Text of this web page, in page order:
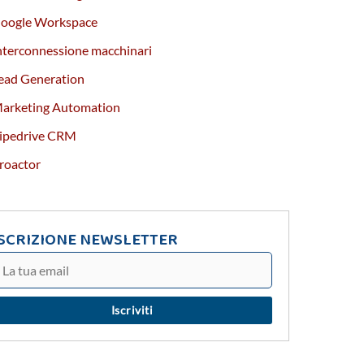
Workspace
macchinari
Generation
Automation
CRM
NEWSLETTER
Iscriviti